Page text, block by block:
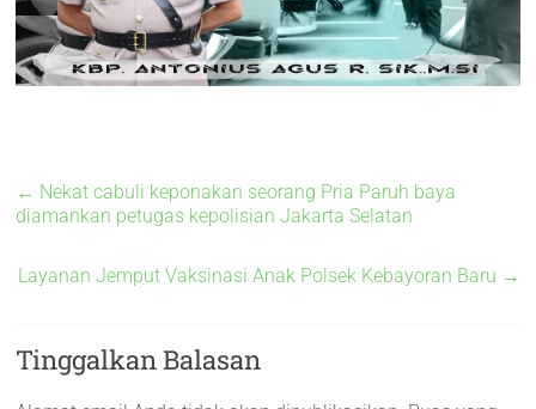
← Nekat cabuli keponakan seorang Pria Paruh baya
diamankan petugas kepolisian Jakarta Selatan
Layanan Jemput Vaksinasi Anak Polsek Kebayoran Baru →
Tinggalkan Balasan